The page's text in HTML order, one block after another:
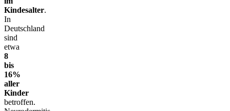
Kindesalter.
In
Deutschland
sind
etwa
8
bis
16%
aller
Kinder
betroffen.